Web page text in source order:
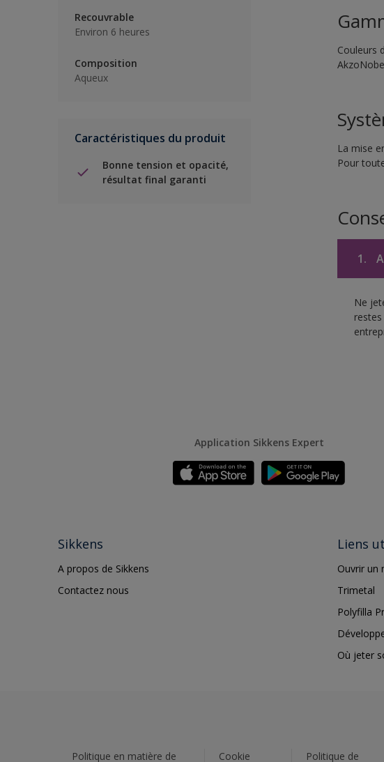
Recouvrable
Environ 6 heures
Composition
Aqueux
Caractéristiques du produit
Bonne tension et opacité,
résultat final garanti
Couleurs
La mise
Pour
1.
Ne
Application Sikkens Expert
Sikkens
A propos de Sikkens
Contactez nous
Liens
Ouvrir un
Trimetal
Polyfilla
Où jeter
Politique en matière de Cookie Politique de